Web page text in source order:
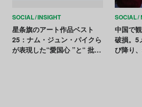
SOCIAL INSIGHT
星条旗のアート作品ベスト
25：ナム・ジュン・パイクら
が表現した“愛国心 ”と“ 批
SOCIAL
中国で
破損。5
び降り